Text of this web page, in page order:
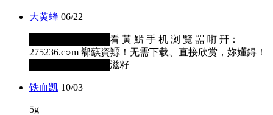
大黄蜂 06/22
████████████看 黃 魸 手 机 浏 覽 噐 咑 幵：
275236.c○m 郗蒛資羱！无需下载、直接欣赏，妳嬞鍀！
████████████滋籽
铁血凯 10/03
5g